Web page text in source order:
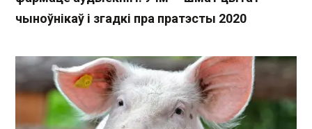
чыноўнікаў і згадкі пра пратэсты 2020